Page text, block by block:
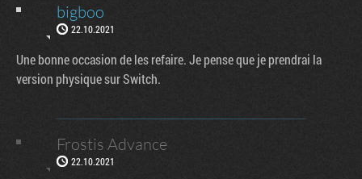
bigboo
22.10.2021
Une bonne occasion de les refaire. Je pense que je prendrai la
version physique sur Switch.
Frostis Advance
22.10.2021